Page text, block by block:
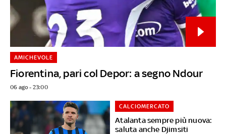
Fiorentina, pari col Depor: a segno Ndour
AMICHEVOLE
06 ago - 23:00
Atalanta sempre più nuova:
saluta anche Djimsiti
CALCIOMERCATO